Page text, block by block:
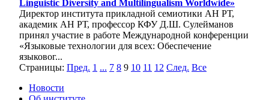
Linguistic Diversity and Multilingualism Worldwide»
Директор института прикладной семиотики АН РТ,
академик АН РТ, профессор КФУ Д.Ш. Сулейманов
принял участие в работе Международной конференции
«Языковые технологии для всех: Обеспечение
языковог...
Страницы: Пред. 1 ... 7 8 9 10 11 12 След. Все
Новости